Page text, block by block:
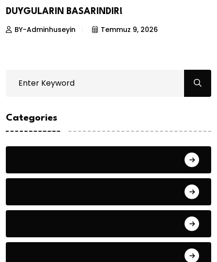
DUYGULARIN BASARINDIR!
BY-Adminhuseyin Temmuz 9, 2026
Categories